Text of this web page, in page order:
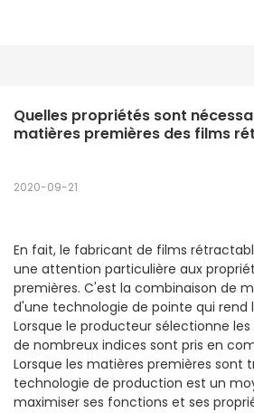
Quelles propriétés sont
matières premières des films
2020-09-21
En fait, le fabricant de films
une attention particulière aux
premières. C'est la combinaison de
d'une technologie de pointe qui rend
Lorsque le producteur sélectionne
de nombreux indices sont pris en
Lorsque les matières premières sont
technologie de production est un
maximiser ses fonctions et ses